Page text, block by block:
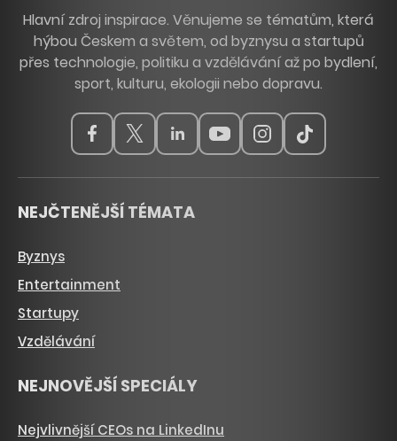
Hlavní zdroj inspirace. Věnujeme se tématům, která
hýbou Českem a světem, od byznysu a startupů
přes technologie, politiku a vzdělávání až po bydlení,
sport, kulturu, ekologii nebo dopravu.
NEJČTENĚJŠÍ TÉMATA
Byznys
Entertainment
Startupy
Vzdělávání
NEJNOVĚJŠÍ SPECIÁLY
Nejvlivnější CEOs na LinkedInu